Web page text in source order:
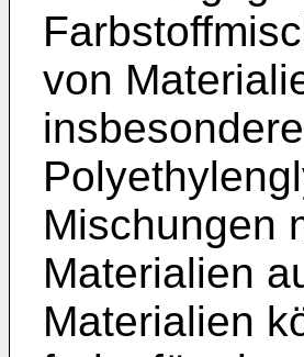
von
Mischungen
Materialien
Materialien